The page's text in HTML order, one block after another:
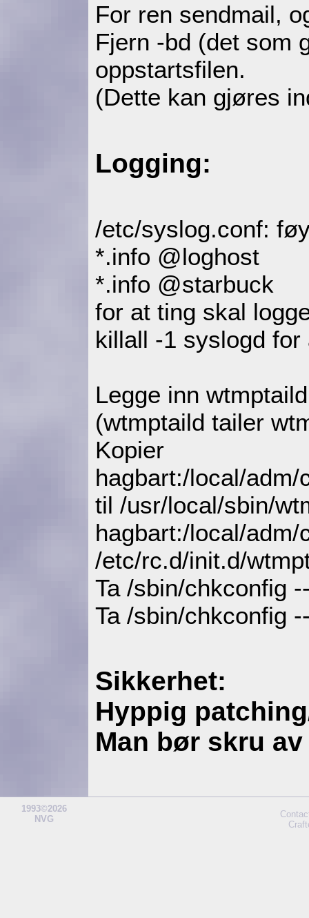
For ren sendmail,
Fjern -bd (det som
oppstartsfilen.
(Dette kan gjøres
Logging:
/etc/syslog.conf:
*.info @loghost
*.info @starbuck
for at ting skal
killall -1 syslogd
Legge inn
(wtmptaild tailer
Kopier
hagbart:/local/
til /usr/local/sbin/
hagbart:/local/
/etc/rc.d/init.d/
Ta /sbin/chkconfig
Ta /sbin/chkconfig
Sikkerhet:
Hyppig
Man bør skru
1993©2026
NVG